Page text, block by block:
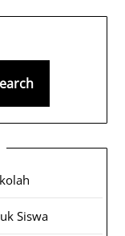
Siswa